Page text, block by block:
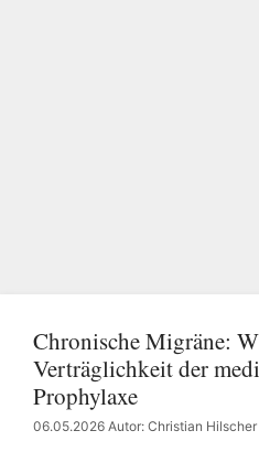
Chronische Migräne:
Verträglichkeit der
Prophylaxe
06.05.2026 Autor: Christian Hilscher